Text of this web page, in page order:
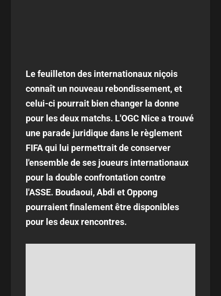
Le feuilleton des internationaux niçois
connaît un nouveau rebondissement, et
celui-ci pourrait bien changer la donne
pour les deux matchs. L'OGC Nice a trouvé
une parade juridique dans le règlement
FIFA qui lui permettrait de conserver
l'ensemble de ses joueurs internationaux
pour la double confrontation contre
l'ASSE. Boudaoui, Abdi et Oppong
pourraient finalement être disponibles
pour les deux rencontres.